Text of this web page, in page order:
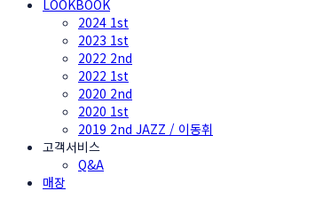
LOOKBOOK
2024 1st
2023 1st
2022 2nd
2022 1st
2020 2nd
2020 1st
2019 2nd JAZZ / 이동휘
고객서비스
Q&A
매장